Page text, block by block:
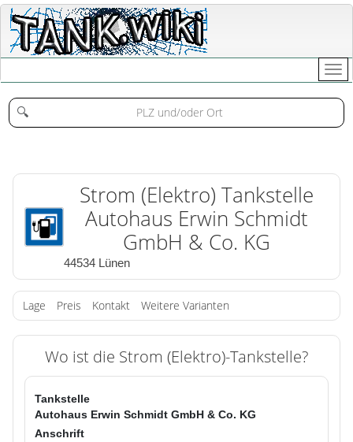
🔍
Strom (Elektro) Tankstelle
Autohaus Erwin Schmidt
GmbH & Co. KG
44534 Lünen
Lage Preis Kontakt Weitere Varianten
Wo ist die Strom (Elektro)-Tankstelle?
Tankstelle
Autohaus Erwin Schmidt GmbH & Co. KG
Anschrift